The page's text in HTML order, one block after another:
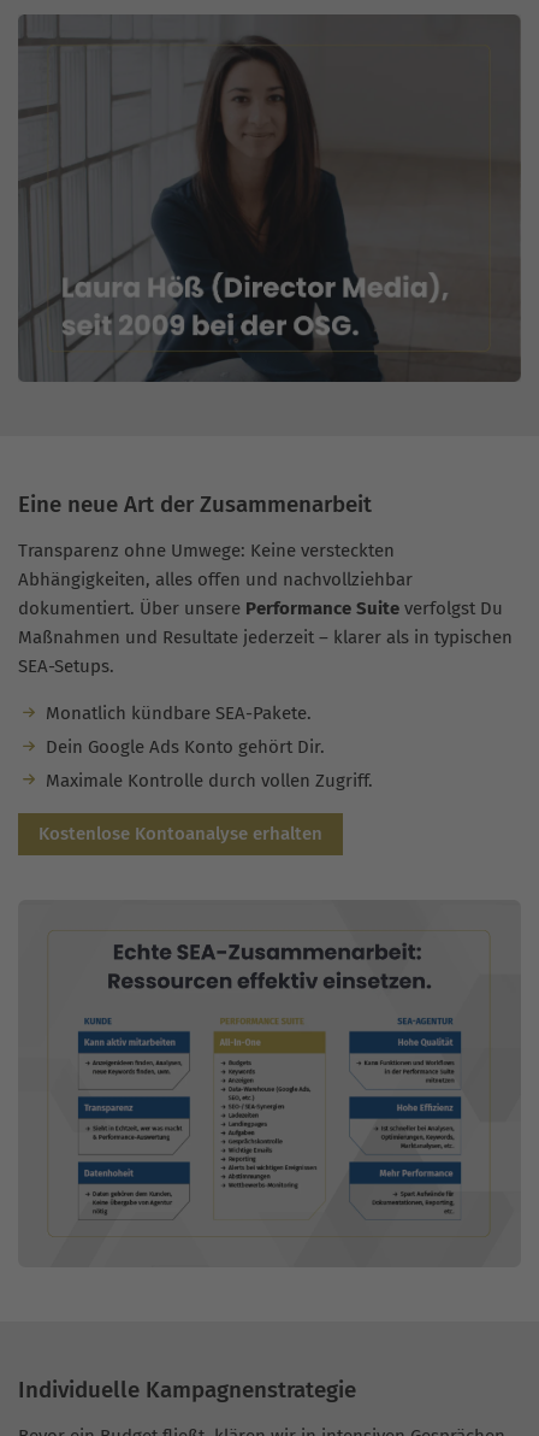
Eine neue Art der Zusammenarbeit
Transparenz ohne Umwege: Keine versteckten
Abhängigkeiten, alles offen und nachvollziehbar
dokumentiert. Über unsere Performance Suite verfolgst Du
Maßnahmen und Resultate jederzeit – klarer als in typischen
SEA-Setups.
Monatlich kündbare SEA-Pakete.
Dein Google Ads Konto gehört Dir.
Maximale Kontrolle durch vollen Zugriff.
Kostenlose Kontoanalyse erhalten
Individuelle Kampagnenstrategie